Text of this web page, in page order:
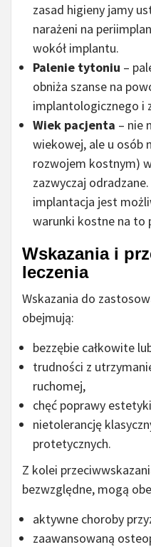
zasad higieny jamy
narażeni na
wokół implantu.
Palenie tytoniu –
obniża szanse na
implantologicznego i
Wiek pacjenta – nie
wiekowej, ale u osób
rozwojem kostnym)
zazwyczaj
implantacja jest
warunki kostne na to
Wskazania i
leczenia
Wskazania do
obejmują:
bezzębie całkowite
trudności z
ruchomej,
chęć poprawy
nietolerancję
protetycznych.
Z kolei
bezwzględne, mogą
aktywne choroby
zaawansowaną